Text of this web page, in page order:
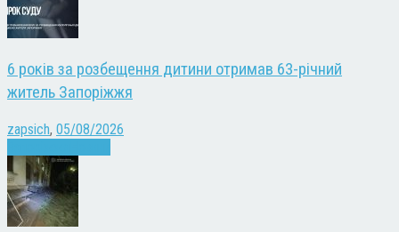
6 років за розбещення дитини отримав 63-річний
житель Запоріжжя
zapsich, 05/08/2026